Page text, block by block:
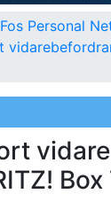
Personal